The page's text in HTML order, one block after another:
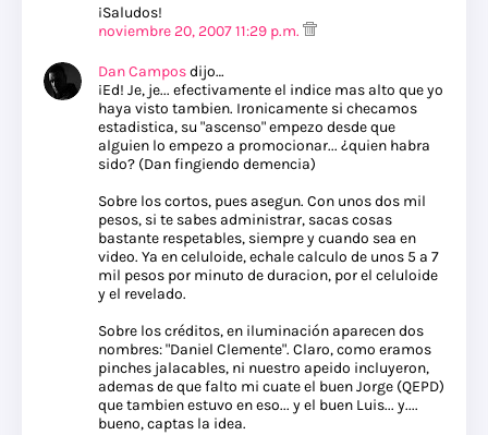
¡Saludos!
noviembre 20, 2007 11:29 p.m.
Dan Camposdijo…
¡Ed! Je, je... efectivamente el indice mas alto que yo
haya visto tambien. Ironicamente si checamos
estadistica, su "ascenso" empezo desde que
alguien lo empezo a promocionar... ¿quien habra
sido? (Dan fingiendo demencia)
Sobre los cortos, pues asegun. Con unos dos mil
pesos, si te sabes administrar, sacas cosas
bastante respetables, siempre y cuando sea en
video. Ya en celuloide, echale calculo de unos 5 a 7
mil pesos por minuto de duracion, por el celuloide
y el revelado.
Sobre los créditos, en iluminación aparecen dos
nombres: "Daniel Clemente". Claro, como eramos
pinches jalacables, ni nuestro apeido incluyeron,
ademas de que falto mi cuate el buen Jorge (QEPD)
que tambien estuvo en eso... y el buen Luis... y....
bueno, captas la idea.